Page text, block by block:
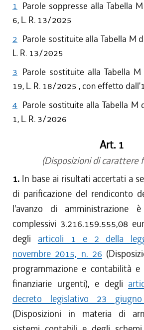
1 Parole soppresse alla Tabella
6, L. R. 13/2025
2 Parole sostituite alla Tabella M
L. R. 13/2025
3 Parole sostituite alla Tabella
19, L. R. 18/2025 , con effetto
4 Parole sostituite alla Tabella M
1, L. R. 3/2026
Art. 1
(Disposizioni di carattere
1. In base ai risultati accertati a
di parificazione del rendiconto
l'avanzo di amministrazione
complessivi 3.216.159.555,08
degli articoli 1 e 2 della
novembre 2015, n. 26
programmazione e contabilità
finanziarie urgenti), e degli
decreto legislativo 23
(Disposizioni in materia di